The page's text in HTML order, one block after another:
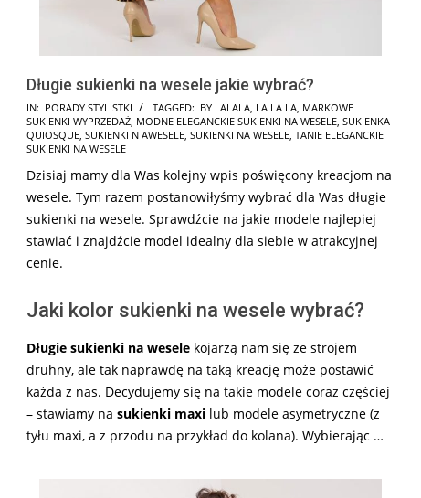
Długie sukienki na wesele jakie wybrać?
2026-
05-
11
IN: PORADY STYLISTKI TAGGED: BY LALALA, LA LA LA, MARKOWE
SUKIENKI WYPRZEDAŻ, MODNE ELEGANCKIE SUKIENKI NA WESELE, SUKIENKA
QUIOSQUE, SUKIENKI N AWESELE, SUKIENKI NA WESELE, TANIE ELEGANCKIE
SUKIENKI NA WESELE
Dzisiaj mamy dla Was kolejny wpis poświęcony kreacjom na
wesele. Tym razem postanowiłyśmy wybrać dla Was długie
sukienki na wesele. Sprawdźcie na jakie modele najlepiej
stawiać i znajdźcie model idealny dla siebie w atrakcyjnej
cenie.
Jaki kolor sukienki na wesele wybrać?
Długie sukienki na wesele kojarzą nam się ze strojem
druhny, ale tak naprawdę na taką kreację może postawić
każda z nas. Decydujemy się na takie modele coraz częściej
– stawiamy na sukienki maxi lub modele asymetryczne (z
tyłu maxi, a z przodu na przykład do kolana). Wybierając …